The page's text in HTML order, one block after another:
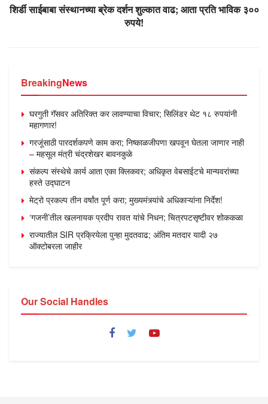
शिर्डी साईबाबा संस्थानच्या ब्रेक दर्शन शुल्कात वाढ; आता प्रति भाविक ३००
रुपये!
BreakingNews
घरगुती गॅसवर अतिरिक्त कर लावण्याचा विचार; सिलिंडर थेट १८ रुपयांनी
महागणार!
गरजूंसाठी पारदर्शकपणे काम करा; निष्काळजीपणा खपवून घेतला जाणार नाही
– महसूल मंत्री चंद्रशेखर बावनकुळे
संकल्प संस्थेचे कार्य आता एका क्लिकवर; अधिकृत वेबसाईटचे मान्यवरांच्या
हस्ते उद्घाटन
मेट्रो प्रकल्प तीन वर्षांत पूर्ण करा; मुख्यमंत्र्यांचे अधिकाऱ्यांना निर्देश!
‘गजनी’तील खलनायक प्रदीप रावत यांचे निधन; चित्रपटसृष्टीवर शोककळा
राज्यातील SIR प्रक्रियेला पुन्हा मुदतवाढ; अंतिम मतदार यादी २७
ऑक्टोबरला जाहीर
Our Social Handles